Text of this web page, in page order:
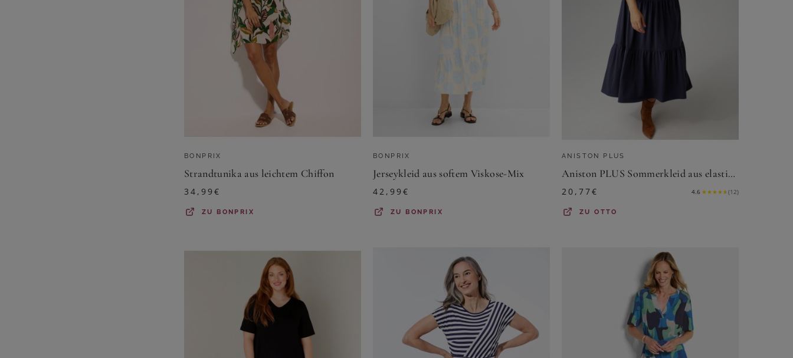
BONPRIX
Strandtunika aus leichtem Chiffon
34,99€
ZU BONPRIX
BONPRIX
Jerseykleid aus softem Viskose-Mix
42,99€
ZU BONPRIX
ANISTON PLUS
Aniston PLUS Sommerkleid aus elastischer Jersey-Qualität
20,77€ 4.6 ★★★★★ (12)
ZUOTTO